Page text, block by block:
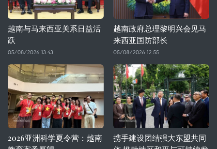
越南与马来西亚关系日益活
跃
05/08/2026 13:43
越南政府总理黎明兴会见马
来西亚国防部长
05/08/2026 12:55
2026亚洲科学夏令营：越南
携手建设团结强大东盟共同